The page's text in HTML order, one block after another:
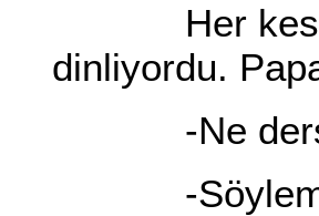
Her kes
dinliyordu.
-Ne dersin
-